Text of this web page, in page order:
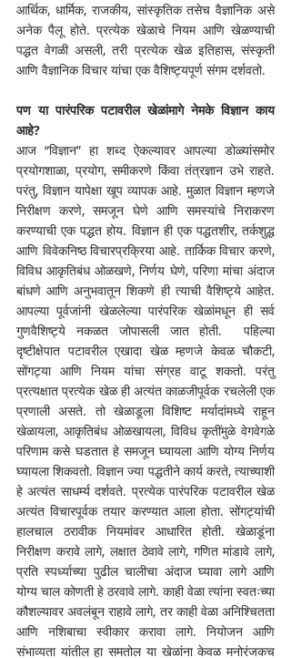
आर्थिक, धार्मिक, राजकीय, सांस्कृतिक तसेच वैज्ञानिक असे
अनेक पैलू होते. प्रत्येक खेळाचे नियम आणि खेळण्याची
पद्धत वेगळी असली, तरी प्रत्येक खेळ इतिहास, संस्कृती
आणि वैज्ञानिक विचार यांचा एक वैशिष्ट्यपूर्ण संगम दर्शवतो.
पण या पारंपरिक पटावरील खेळांमागे नेमके विज्ञान काय
आहे?
आज “विज्ञान” हा शब्द ऐकल्यावर आपल्या डोळ्यांसमोर
प्रयोगशाळा, प्रयोग, समीकरणे किंवा तंत्रज्ञान उभे राहते.
परंतु, विज्ञान यापेक्षा खूप व्यापक आहे. मुळात विज्ञान म्हणजे
निरीक्षण करणे, समजून घेणे आणि समस्यांचे निराकरण
करण्याची एक पद्धत होय. विज्ञान ही एक पद्धतशीर, तर्कशुद्ध
आणि विवेकनिष्ठ विचारप्रक्रिया आहे. तार्किक विचार करणे,
विविध आकृतिबंध ओळखणे, निर्णय घेणे, परिणा मांचा अंदाज
बांधणे आणि अनुभवातून शिकणे ही त्याची वैशिष्ट्ये आहेत.
आपल्या पूर्वजांनी खेळलेल्या पारंपरिक खेळांमधून ही सर्व
गुणवैशिष्ट्ये नकळत जोपासली जात होती.  पहिल्या
दृष्टीक्षेपात पटावरील एखादा खेळ म्हणजे केवळ चौकटी,
सोंगट्या आणि नियम यांचा संग्रह वाटू शकतो. परंतु
प्रत्यक्षात प्रत्येक खेळ ही अत्यंत काळजीपूर्वक रचलेली एक
प्रणाली असते. तो खेळाडूला विशिष्ट मर्यादांमध्ये राहून
खेळायला, आकृतिबंध ओळखायला, विविध कृतींमुळे वेगवेगळे
परिणाम कसे घडतात हे समजून घ्यायला आणि योग्य निर्णय
घ्यायला शिकवतो. विज्ञान ज्या पद्धतीने कार्य करते, त्याच्याशी
हे अत्यंत साधर्म्य दर्शवते. प्रत्येक पारंपरिक पटावरील खेळ
अत्यंत विचारपूर्वक तयार करण्यात आला होता. सोंगट्यांची
हालचाल ठरावीक नियमांवर आधारित होती. खेळाडूंना
निरीक्षण करावे लागे, लक्षात ठेवावे लागे, गणित मांडावे लागे,
प्रति स्पर्ध्याच्या पुढील चालीचा अंदाज घ्यावा लागे आणि
योग्य चाल कोणती हे ठरवावे लागे. काही वेळा त्यांना स्वतःच्या
कौशल्यावर अवलंबून राहावे लागे, तर काही वेळा अनिश्चितता
आणि नशिबाचा स्वीकार करावा लागे. नियोजन आणि
संभाव्यता यांतील हा समतोल या खेळांना केवळ मनोरंजकच